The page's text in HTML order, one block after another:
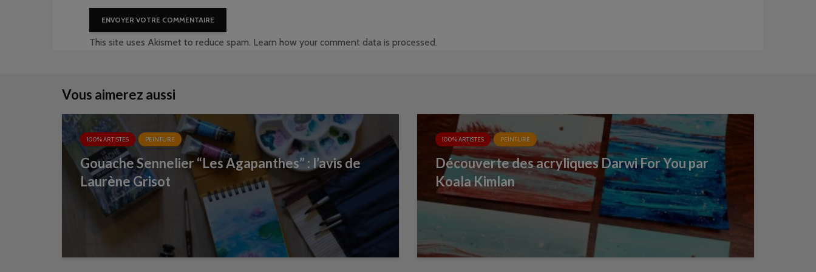
This site uses Akismet to reduce spam. Learn how your comment data is processed.
Vous aimerez aussi
100% ARTISTES PEINTURE
Gouache Sennelier “Les Agapanthes” : l’avis de
Laurène Grisot
100% ARTISTES PEINTURE
Découverte des acryliques Darwi For You par
Koala Kimlan